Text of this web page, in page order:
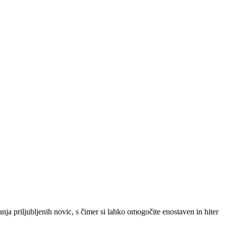
priljubljenih novic, s čimer si lahko omogočite enostaven in hiter